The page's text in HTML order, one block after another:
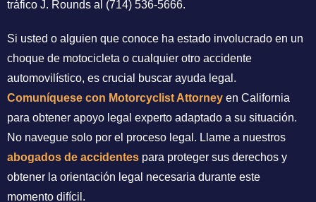
tráfico J. Rounds al (714) 536-5666.
Si usted o alguien que conoce ha estado involucrado en un
choque de motocicleta o cualquier otro accidente
automovilístico, es crucial buscar ayuda legal.
Comuníquese con Motorcyclist Attorney en California
para obtener apoyo legal experto adaptado a su situación.
No navegue solo por el proceso legal. Llame a nuestros
abogados de accidentes para proteger sus derechos y
obtener la orientación legal necesaria durante este
momento difícil.